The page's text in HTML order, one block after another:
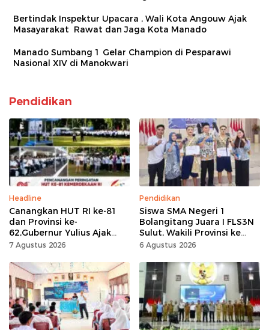
Bertindak Inspektur Upacara , Wali Kota Angouw Ajak
Masayarakat Rawat dan Jaga Kota Manado
Manado Sumbang 1 Gelar Champion di Pesparawi
Nasional XIV di Manokwari
Pendidikan
Headline
Canangkan HUT RI ke-81
dan Provinsi ke-
62,Gubernur Yulius Ajak
Seluruh Masyarakat
Kemerdekaan Momentum
Kerja Keras
7 Agustus 2026
Pendidikan
Siswa SMA Negeri 1
Bolangitang Juara I FLS3N
Sulut, Wakili Provinsi ke
Tingkat Nasional
6 Agustus 2026